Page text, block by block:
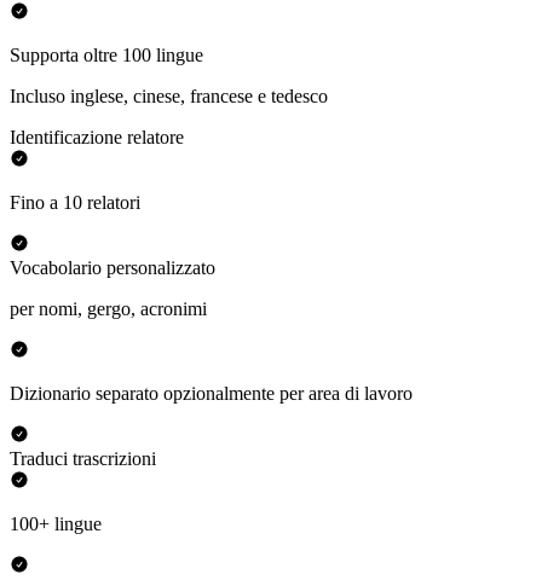
Supporta oltre 100 lingue
Incluso inglese, cinese, francese e tedesco
Identificazione relatore
Fino a 10 relatori
Vocabolario personalizzato
per nomi, gergo, acronimi
Dizionario separato opzionalmente per area di lavoro
Traduci trascrizioni
100+ lingue